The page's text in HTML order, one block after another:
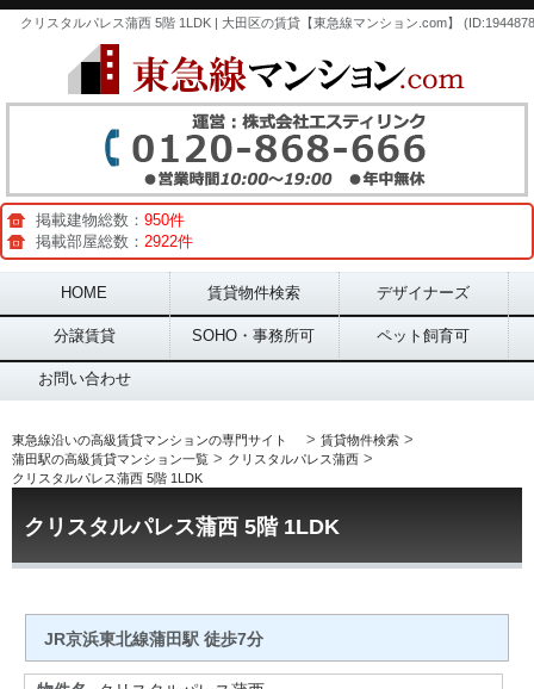
クリスタルパレス蒲西 5階 1LDK | 大田区の賃貸【東急線マンション.com】
掲載建物総数： 950件
掲載部屋総数： 2922件
Main menu
HOME 賃貸物件検索 デザイナーズ
分譲賃貸 SOHO・事務所可 ペット飼育可
お問い合わせ
東急線沿いの高級賃貸マンションの専門サイト > 賃貸物件検索 >
蒲田駅の高級賃貸マンション一覧 > クリスタルパレス蒲西 >
クリスタルパレス蒲西 5階 1LDK
クリスタルパレス蒲西 5階 1LDK
JR京浜東北線蒲田駅 徒歩7分